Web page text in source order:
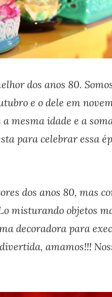
dos anos 80.
e o dele em
mesma idade e a
para celebrar essa
dos anos 80, mas
misturando objetos
decoradora para
amamos!!!